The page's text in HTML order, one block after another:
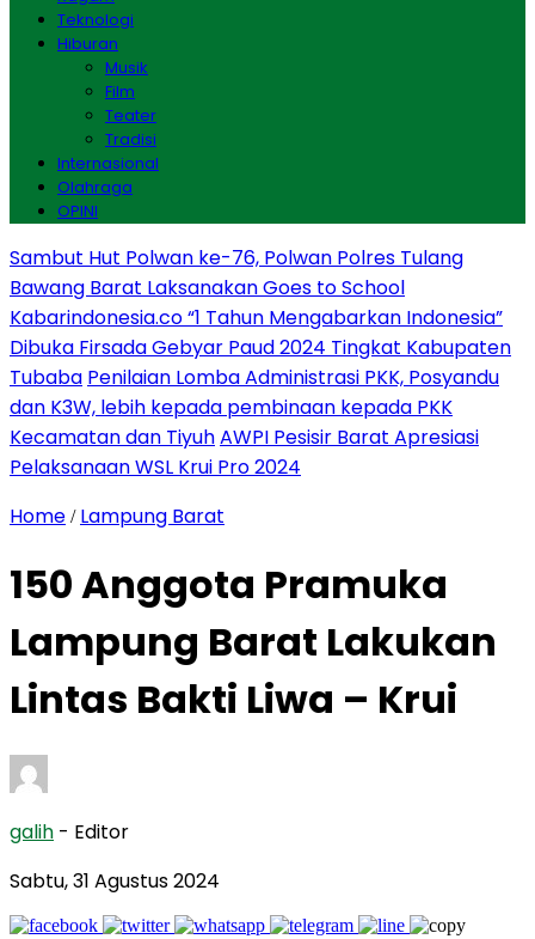
Teknologi
Hiburan
Musik
Film
Teater
Tradisi
Internasional
Olahraga
OPINI
Sambut Hut Polwan ke-76, Polwan Polres Tulang
Bawang Barat Laksanakan Goes to School
Kabarindonesia.co “1 Tahun Mengabarkan Indonesia”
Dibuka Firsada Gebyar Paud 2024 Tingkat Kabupaten
Tubaba Penilaian Lomba Administrasi PKK, Posyandu
dan K3W, lebih kepada pembinaan kepada PKK
Kecamatan dan TiyuhAWPI Pesisir Barat Apresiasi
Pelaksanaan WSL Krui Pro 2024
Home / Lampung Barat
150 Anggota Pramuka
Lampung Barat Lakukan
Lintas Bakti Liwa – Krui
galih - Editor
Sabtu, 31 Agustus 2024